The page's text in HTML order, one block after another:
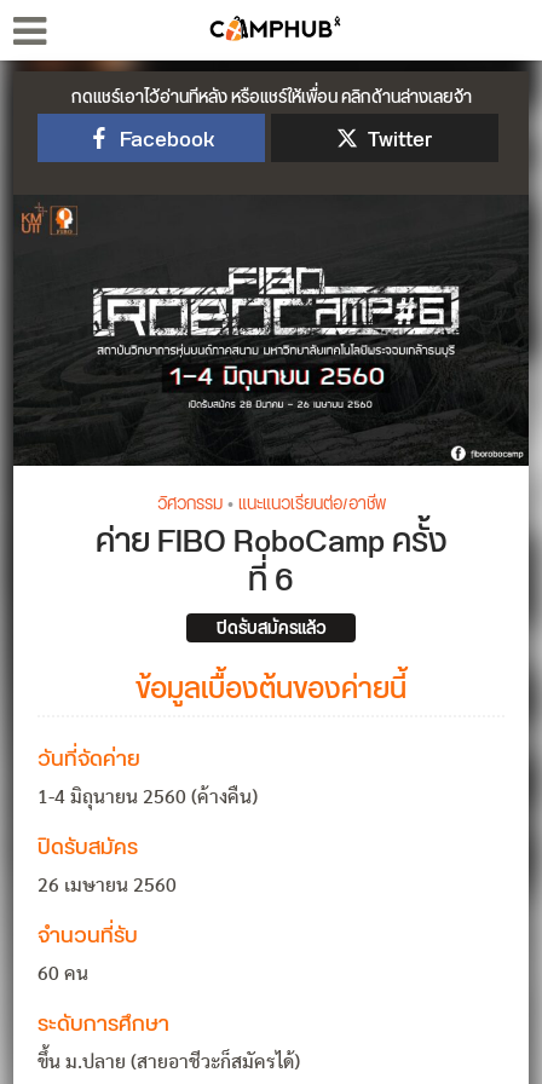
กดแชร์เอาไว้อ่านทีหลัง หรือแชร์ให้เพื่อน คลิกด้านล่างเลยจ้า
Facebook Twitter
วิศวกรรม•แนะแนวเรียนต่อ/อาชีพ
ค่าย FIBO RoboCamp ครั้ง
ที่ 6
ปิดรับสมัครแล้ว
ข้อมูลเบื้องต้นของค่ายนี้
วันที่จัดค่าย
1-4 มิถุนายน 2560 (ค้างคืน)
ปิดรับสมัคร
26 เมษายน 2560
จำนวนที่รับ
60 คน
ระดับการศึกษา
ขึ้น ม.ปลาย (สายอาชีวะก็สมัครได้)